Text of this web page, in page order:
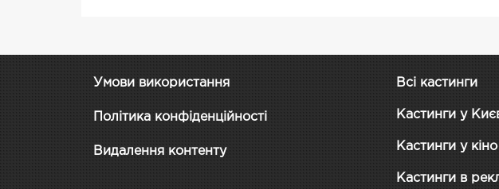
Умови використання
Політика конфіденційності
Видалення контенту
Всі кастинги
Кастинги у
Кастинги у кіно
Кастинги в